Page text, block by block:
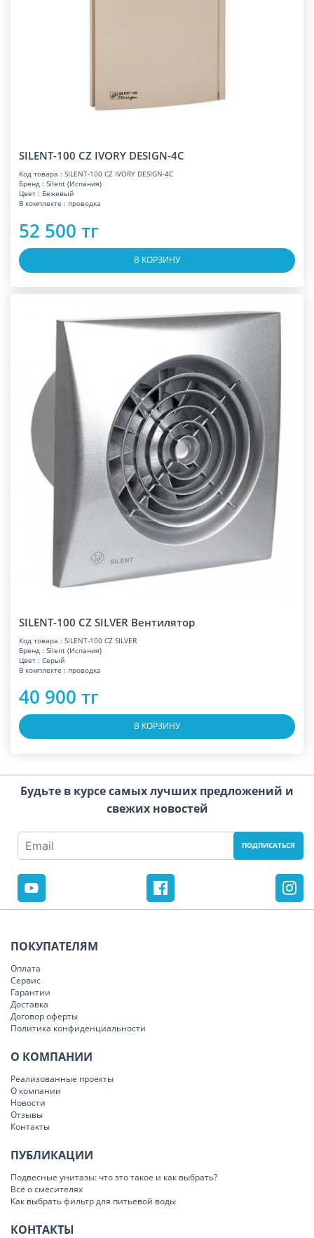
SILENT-100 CZ IVORY DESIGN-4C
Код товара : SILENT-100 CZ IVORY DESIGN-4C
Бренд : Silent (Испания)
Цвет : Бежевый
В комплекте : проводка
52 500 тг
В КОРЗИНУ
SILENT-100 CZ SILVER Вентилятор
Код товара : SILENT-100 CZ SILVER
Бренд : Silent (Испания)
Цвет : Серый
В комплекте : проводка
40 900 тг
В КОРЗИНУ
Будьте в курсе самых лучших предложений и
свежих новостей
ПОКУПАТЕЛЯМ
Оплата
Сервис
Гарантии
Доставка
Договор оферты
Политика конфиденциальности
О КОМПАНИИ
Реализованные проекты
О компании
Новости
Отзывы
Контакты
ПУБЛИКАЦИИ
Подвесные унитазы: что это такое и как выбрать?
Всё о смесителях
Как выбрать фильтр для питьевой воды
КОНТАКТЫ